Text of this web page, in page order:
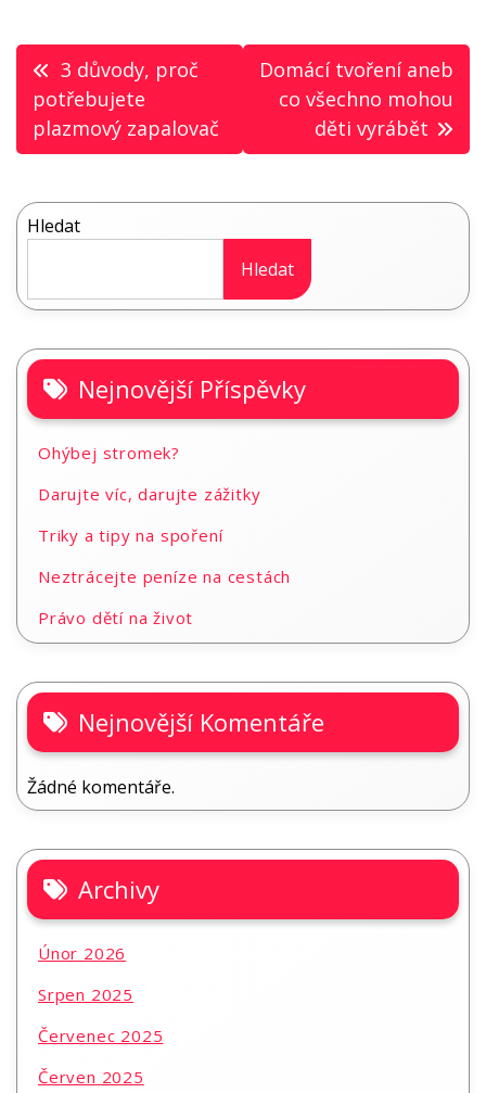
Navigace
pro
příspěvek
3 důvody, proč
potřebujete
plazmový zapalovač
Domácí tvoření aneb
co všechno mohou
děti vyrábět
Hledat
Hledat
Nejnovější Příspěvky
Ohýbej stromek?
Darujte víc, darujte zážitky
Triky a tipy na spoření
Neztrácejte peníze na cestách
Právo dětí na život
Nejnovější Komentáře
Žádné komentáře.
Archivy
Únor 2026
Srpen 2025
Červenec 2025
Červen 2025